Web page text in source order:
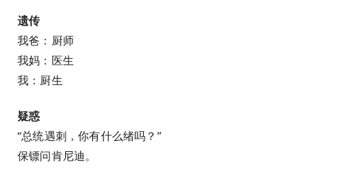
遗传
我爸：厨师
我妈：医生
我：厨生
疑惑
“总统遇刺，你有什么绪吗？”
保镖问肯尼迪。